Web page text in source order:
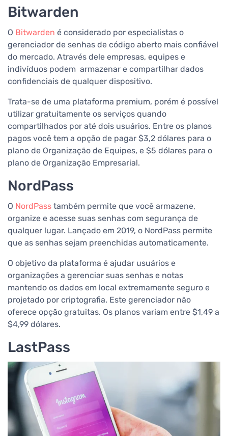
Bitwarden
O Bitwarden é considerado por especialistas o
gerenciador de senhas de código aberto mais confiável
do mercado. Através dele empresas, equipes e
indivíduos podem armazenar e compartilhar dados
confidenciais de qualquer dispositivo.
Trata-se de uma plataforma premium, porém é possível
utilizar gratuitamente os serviços quando
compartilhados por até dois usuários. Entre os planos
pagos você tem a opção de pagar $3,2 dólares para o
plano de Organização de Equipes, e $5 dólares para o
plano de Organização Empresarial.
NordPass
O NordPass também permite que você armazene,
organize e acesse suas senhas com segurança de
qualquer lugar. Lançado em 2019, o NordPass permite
que as senhas sejam preenchidas automaticamente.
O objetivo da plataforma é ajudar usuários e
organizações a gerenciar suas senhas e notas
mantendo os dados em local extremamente seguro e
projetado por criptografia. Este gerenciador não
oferece opção gratuitas. Os planos variam entre $1,49 a
$4,99 dólares.
LastPass